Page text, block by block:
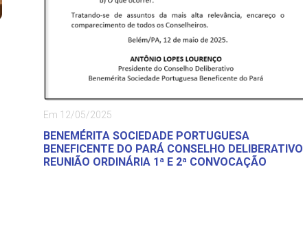
Em 12/05/2025
BENEMÉRITA SOCIEDADE PORTUGUESA
BENEFICENTE DO PARÁ CONSELHO DELIBERATIVO
REUNIÃO ORDINÁRIA 1ª E 2ª CONVOCAÇÃO